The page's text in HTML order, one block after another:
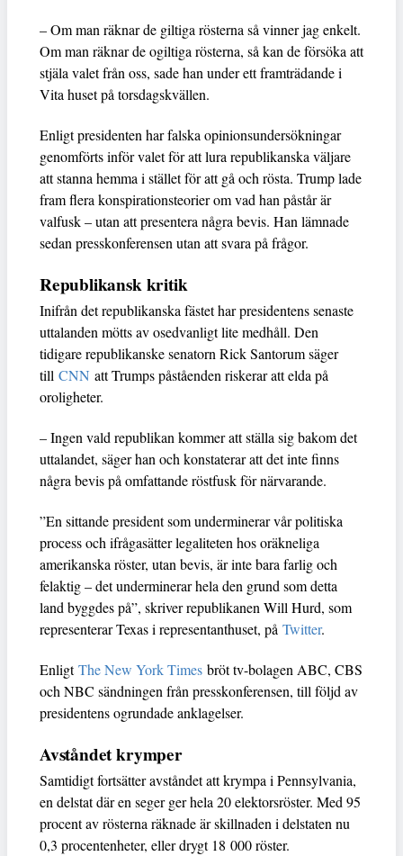
– Om man räknar de giltiga rösterna så vinner jag enkelt.
Om man räknar de ogiltiga rösterna, så kan de försöka att
stjäla valet från oss, sade han under ett framträdande i
Vita huset på torsdagskvällen.
Enligt presidenten har falska opinionsundersökningar
genomförts inför valet för att lura republikanska väljare
att stanna hemma i stället för att gå och rösta. Trump lade
fram flera konspirationsteorier om vad han påstår är
valfusk – utan att presentera några bevis. Han lämnade
sedan presskonferensen utan att svara på frågor.
Republikansk kritik
Inifrån det republikanska fästet har presidentens senaste
uttalanden mötts av osedvanligt lite medhåll. Den
tidigare republikanske senatorn Rick Santorum säger
till CNN att Trumps påståenden riskerar att elda på
oroligheter.
– Ingen vald republikan kommer att ställa sig bakom det
uttalandet, säger han och konstaterar att det inte finns
några bevis på omfattande röstfusk för närvarande.
”En sittande president som underminerar vår politiska
process och ifrågasätter legaliteten hos oräkneliga
amerikanska röster, utan bevis, är inte bara farlig och
felaktig – det underminerar hela den grund som detta
land byggdes på”, skriver republikanen Will Hurd, som
representerar Texas i representanthuset, på Twitter.
EnligtThe New York Times bröt tv-bolagen ABC, CBS
och NBC sändningen från presskonferensen, till följd av
presidentens ogrundade anklagelser.
Avståndet krymper
Samtidigt fortsätter avståndet att krympa i Pennsylvania,
en delstat där en seger ger hela 20 elektorsröster. Med 95
procent av rösterna räknade är skillnaden i delstaten nu
0,3 procentenheter, eller drygt 18 000 röster.